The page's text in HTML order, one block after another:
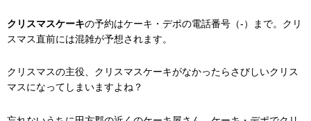
クリスマスケーキの予約はケーキ・デポの電話番号（-）まで。クリ
スマス直前には混雑が予想されます。
クリスマスの主役、クリスマスケーキがなかったらさびしいクリス
マスになってしまいますよね？